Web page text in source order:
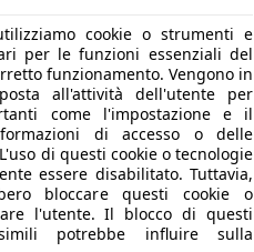
cookie o strumenti e
per le funzioni essenziali del
funzionamento. Vengono in
all'attività dell'utente per
come l'impostazione e il
di accesso o delle
di questi cookie o tecnologie
essere disabilitato. Tuttavia,
bloccare questi cookie o
l'utente. Il blocco di questi
potrebbe influire sulla